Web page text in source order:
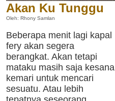
Akan Ku Tunggu
Oleh: Rhony Samlan
Beberapa menit lagi kapal
fery akan segera
berangkat. Akan tetapi
mataku masih saja kesana
kemari untuk mencari
sesuatu. Atau lebih